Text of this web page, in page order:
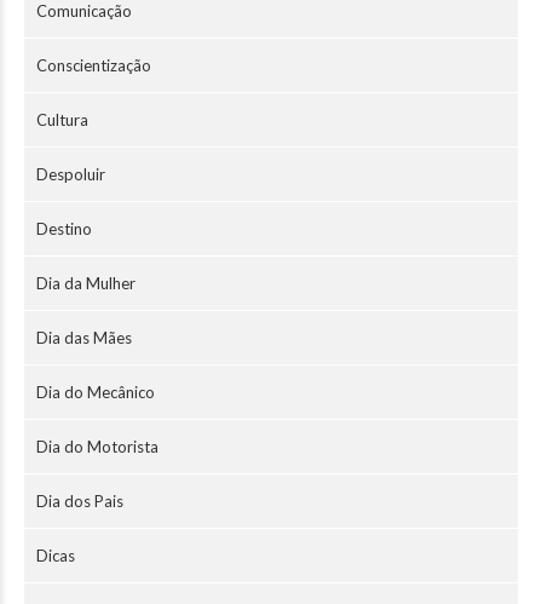
Comunicação
Conscientização
Cultura
Despoluir
Destino
Dia da Mulher
Dia das Mães
Dia do Mecânico
Dia do Motorista
Dia dos Pais
Dicas